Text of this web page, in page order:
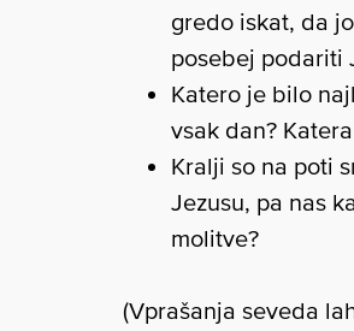
gredo iskat, da
posebej podariti
Katero je bilo
vsak dan?
Kralji so na poti
Jezusu, pa nas
molitve?
(Vprašanja seveda